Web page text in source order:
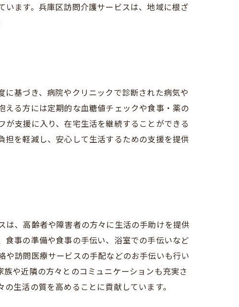
ます。兵庫区訪問介護サービスは、地域に根ざ
基づき、病院やクリニックで診断された病気や
える方には定期的な血糖値チェックや食事・薬の
支援に入り、在宅生活を継続することができる
担を軽減し、安心して生活するための支援を提供
は、高齢者や障害者の方々に生活の手助けを提供
食事の準備や食事の手伝い、浴室での手伝いなど
や訪問医療サービスの手配などのお手伝いも行い
や近隣の方々とのコミュニケーションも充実さ
生活の質を高めることに貢献しています。